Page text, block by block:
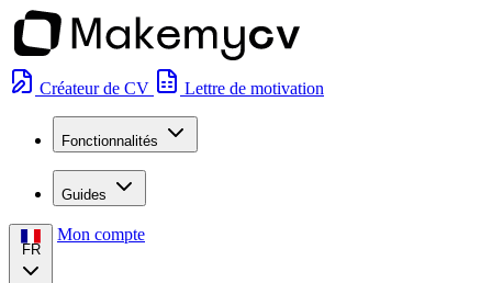
Créateur de CV Lettre de motivation
Fonctionnalités
Guides
FR
Mon compte